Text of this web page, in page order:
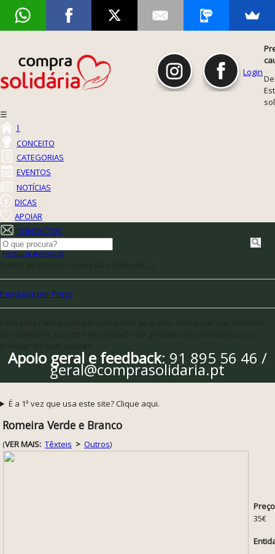
Login
☰
|
CONCEITO
CATEGORIAS
EVENTOS
NOTÍCIAS
DICAS
APOIAR
CONTACTOS
Pesquisa Avançada
Pesquisa por Preço
Apoio geral e feedback: 91 895 56 46 /
geral@comprasolidaria.pt
É a 1ª vez que usa este site? Clique aqui.
Romeira Verde e Branco
(VER MAIS: Têxteis > Outros)
35€